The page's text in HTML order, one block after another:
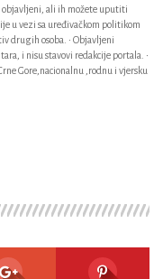
objavljeni, ali ih možete uputiti
u vezi sa uređivačkom politikom
drugih osoba. • Objavljeni
i nisu stavovi redakcije portala. •
Gore,nacionalnu ,rodnu i vjersku